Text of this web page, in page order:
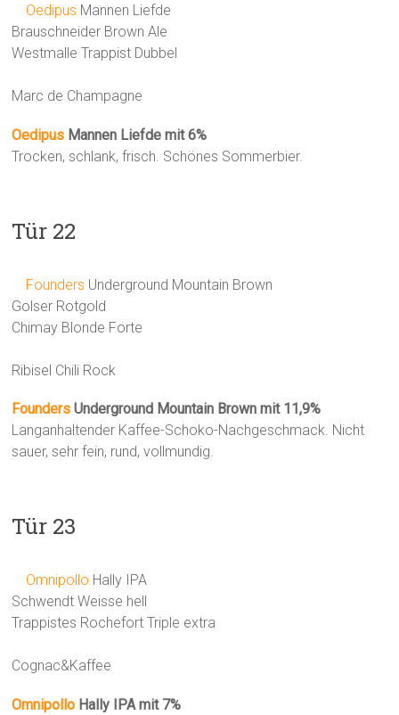
Oedipus Mannen Liefde
Brauschneider Brown Ale
Westmalle Trappist Dubbel
Marc de Champagne
Oedipus Mannen Liefde mit 6%
Trocken, schlank, frisch. Schönes Sommerbier.
Tür 22
Founders Underground Mountain Brown
Golser Rotgold
Chimay Blonde Forte
Ribisel Chili Rock
Founders Underground Mountain Brown mit 11,9%
Langanhaltender Kaffee-Schoko-Nachgeschmack. Nicht
sauer, sehr fein, rund, vollmundig.
Tür 23
Omnipollo Hally IPA
Schwendt Weisse hell
Trappistes Rochefort Triple extra
Cognac&Kaffee
Omnipollo Hally IPA mit 7%